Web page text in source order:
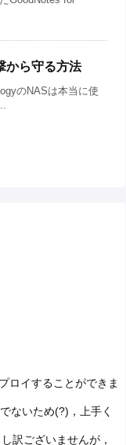
ら守る方法
のNASは本当に使
ロイすることができま
ないため(?)，上手く
訳ございませんが，